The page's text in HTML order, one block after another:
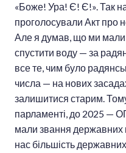
«Боже! Ура! Є! Є!». Так
проголосували Акт про
Але я думав, що ми мали
спустити воду — за
все те, чим було
числа — на нових
залишитися старим.
парламенті, до 2025 —
мали звання державних
нас більшість